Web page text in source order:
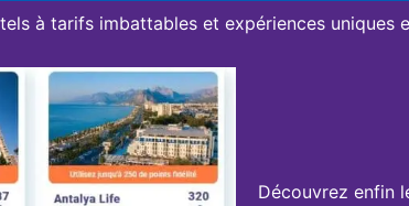
à tarifs imbattables et expériences uniques
Découvrez enfin